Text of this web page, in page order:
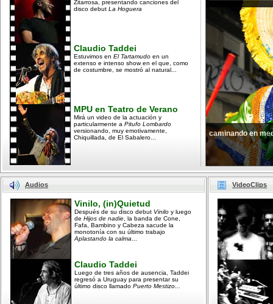
Zitarrosa, presentando canciones del
disco debut La Hoguera
Claudio Taddei
Estuvimos en El Tartamudo en un
extenso e intenso show en el que, como
de costumbre, se mostró al natural...
MPU en Teatro de Verano
Mirá un video de la actuación y
particularmente a Pitufo Lombardo
versionando, muy emotivamente,
Chiquillada, de El Sabalero...
caminando en
Audios
Vinilo, (in)Quietud
Después de su disco debut Vinilo y luego
de Hijos de nadie , la banda de Cone,
Fafa, Bambino y Cabeza sacude la
monotonía con su último trabajo
Aplastando la calma
Claudio Taddei
Luego de tres años de ausencia, Taddei
regresó a Uruguay para presentar su
último disco llamado Puerto Mestizo...
VideoClips